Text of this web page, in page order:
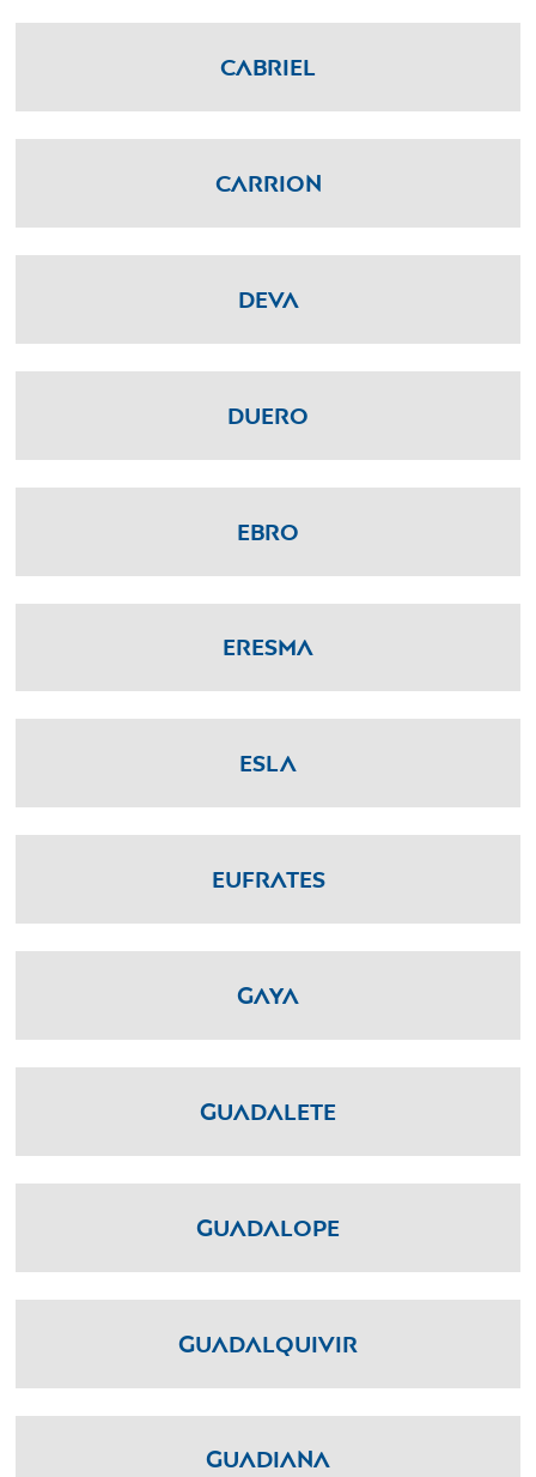
Cabriel
Carrion
Deva
Duero
Ebro
Eresma
Esla
Eufrates
Gaya
Guadalete
Guadalope
Guadalquivir
Guadiana